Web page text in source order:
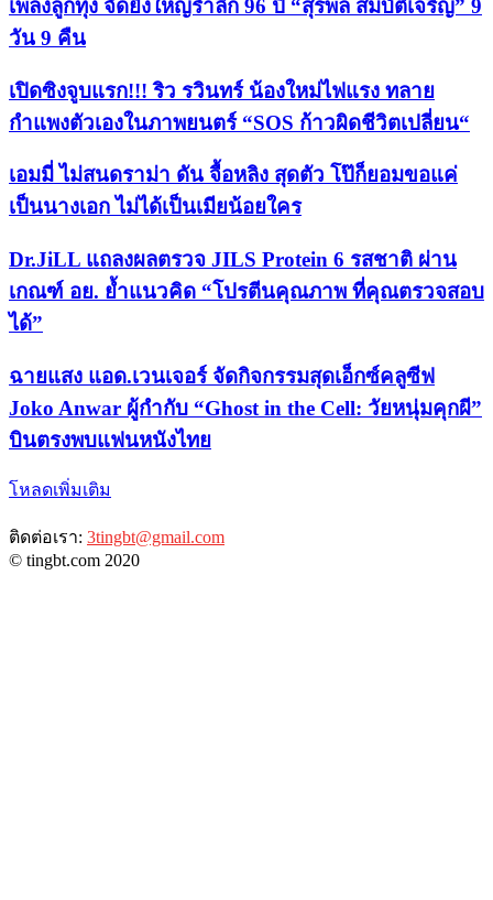
เพลงลูกทุ่ง จัดยิ่งใหญ่รำลึก 96 ปี “สุรพล สมบัติเจริญ” 9
วัน 9 คืน
เปิดซิงจูบแรก!!! ริว รวินทร์ น้องใหม่ไฟแรง ทลาย
กำแพงตัวเองในภาพยนตร์ “SOS ก้าวผิดชีวิตเปลี่ยน“
เอมมี่ ไม่สนดราม่า ดัน จื้อหลิง สุดตัว โป๊ก็ยอมขอแค่
เป็นนางเอก ไม่ได้เป็นเมียน้อยใคร
Dr.JiLL แถลงผลตรวจ JILS Protein 6 รสชาติ ผ่าน
เกณฑ์ อย. ย้ำแนวคิด “โปรตีนคุณภาพ ที่คุณตรวจสอบ
ได้”
ฉายแสง แอด.เวนเจอร์ จัดกิจกรรมสุดเอ็กซ์คลูซีฟ
Joko Anwar ผู้กำกับ “Ghost in the Cell: วัยหนุ่มคุกผี”
บินตรงพบแฟนหนังไทย
โหลดเพิ่มเติม
ติดต่อเรา: 3tingbt@gmail.com
© tingbt.com 2020